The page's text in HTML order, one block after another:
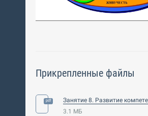
Прикрепленные файлы
Занятие 8. Развитие
3.1 МБ